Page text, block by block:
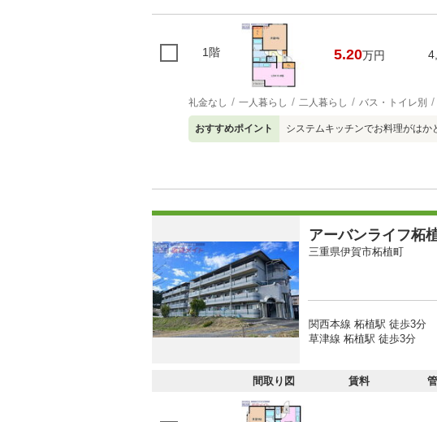
1階 5.20万円
礼金なし 一人暮らし 二人暮らし バス・トイレ別
おすすめポイント システムキッチンでお料理がはか
アーバンライフ柘
三重県伊賀市柘植町
関西本線 柘植駅 徒歩3分
草津線 柘植駅 徒歩3分
間取り図 賃料